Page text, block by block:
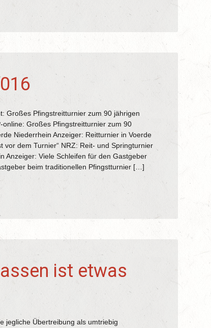
Großes Pfingstreitturnier zum 90 jährigen
Großes Pfingstreitturnier zum 90
Niederrhein Anzeiger: Reitturnier in Voerde
vor dem Turnier“ NRZ: Reit- und Springturnier
Anzeiger: Viele Schleifen für den Gastgeber
beim traditionellen Pfingstturnier […]
ist etwas
jegliche Übertreibung als umtriebig